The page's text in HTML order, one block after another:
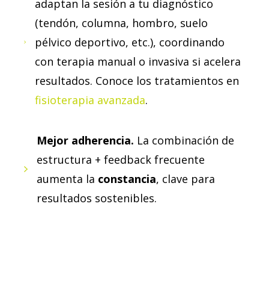
adaptan la sesión a tu diagnóstico
(tendón, columna, hombro, suelo
pélvico deportivo, etc.), coordinando
con terapia manual o invasiva si acelera
resultados. Conoce los tratamientos en
fisioterapia avanzada.
Mejor adherencia. La combinación de
estructura + feedback frecuente
aumenta la constancia, clave para
resultados sostenibles.